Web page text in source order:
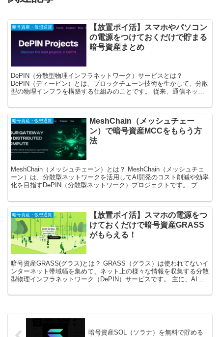
暗号資産・仮想通貨
【放置ポイ活】スマホやパソコン
の電源をつけておくだけで貯まる
暗号資産まとめ
DePIN（分散型物理インフラネットワーク）サービスとは？
DePIN（ディーピン）とは、ブロックチェーン技術を生かして、分散
型の物理インフラを構築する仕組みのことです。 従来、通信ネット
暗号資産・仮想通貨
MeshChain（メッシュチェー
ン）で暗号資産MCCをもらう方
法
MeshChain（メッシュチェーン）とは？ MeshChain（メッシュチェ
ーン）は、分散型ネットワークを活用してAI開発のコスト削減や効率
化を目指すDePIN（分散型ネットワーク）プロジェクトです。 プロ
暗号資産・仮想通貨
【放置ポイ活】スマホの電源をつ
けておくだけで暗号資産GRASS
がもらえる！
暗号資産GRASS(グラス)とは？ GRASS（グラス）は使われてないイ
ンターネット帯域幅を集めて、ネット上の様々な情報を収集する分散
型物理インフラネットワーク（DePIN）サービスです。 主に、AIト
暗号資産SOL（ソラナ）を無料で貯める